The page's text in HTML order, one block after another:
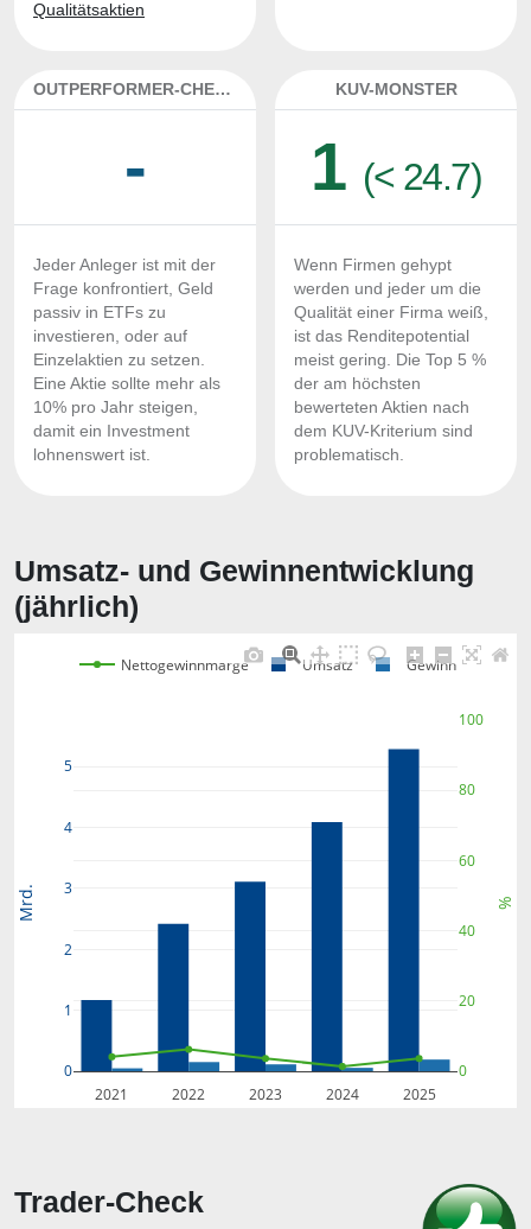
Qualitätsaktien
OUTPERFORMER-CHECK
-
Jeder Anleger ist mit der
Frage konfrontiert, Geld
passiv in ETFs zu
investieren, oder auf
Einzelaktien zu setzen.
Eine Aktie sollte mehr als
10% pro Jahr steigen,
damit ein Investment
lohnenswert ist.
KUV-MONSTER
1 (< 24.7)
Wenn Firmen gehypt
werden und jeder um die
Qualität einer Firma weiß,
ist das Renditepotential
meist gering. Die Top 5 %
der am höchsten
bewerteten Aktien nach
dem KUV-Kriterium sind
problematisch.
Umsatz- und Gewinnentwicklung
(jährlich)
2021 2022 2023 2024 2025
0
1
2
3
4
5
0
20
40
60
80
100
Nettogewinnmarge Umsatz Gewinn
Mrd. %
Trader-Check